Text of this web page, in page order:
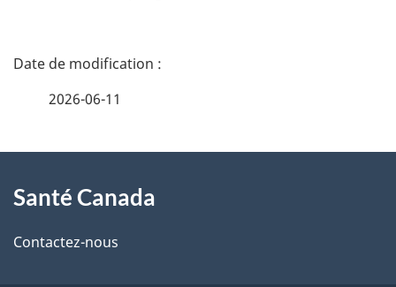
D
i
l
2026-06-11
propos
de
Santé Canada
Contactez-nous